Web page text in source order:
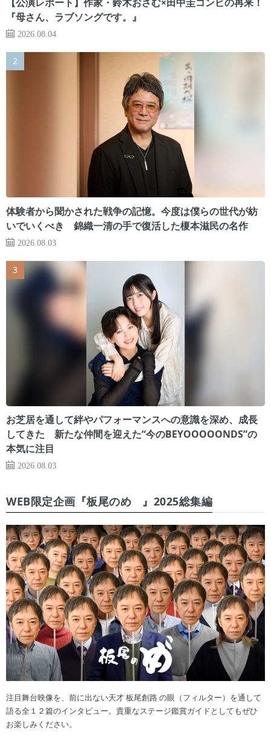
『母さん、ラブソングです。』
2026.08.04
体験者から聞かされた戦争の記憶。今度は僕らの世代が紡
いでいくべき 錦織一清の手で復活した榎本滋民の名作
2026.08.03
お芝居を通して絆やパフォーマンスへの意識を深め、成長
してきた 新たな仲間を迎えた“今のBEYOOOOONDS”の
本気に注目
2026.08.03
WEB限定企画『板尾のめ゙』2025総集編
注目舞台映像を、前に出ない天才 板尾創路 の眼（フィルター）を通して
語る全１２篇のインタビュー。貴重なステージ鑑賞ガイドとしてもぜひ
お楽しみください。